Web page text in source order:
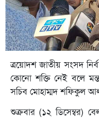
ত্রয়োদশ জাতীয় সংসদ
কোনো শক্তি নেই বলে
সচিব মোহাম্মদ শফিকুল
শুক্রবার (১২ ডিসেম্বর)